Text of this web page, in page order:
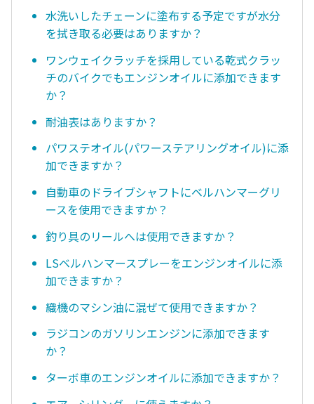
水洗いしたチェーンに塗布する予定ですが水分
を拭き取る必要はありますか？
ワンウェイクラッチを採用している乾式クラッ
チのバイクでもエンジンオイルに添加できます
か？
耐油表はありますか？
パワステオイル(パワーステアリングオイル)に添
加できますか？
自動車のドライブシャフトにベルハンマーグリ
ースを使用できますか？
釣り具のリールへは使用できますか？
LSベルハンマースプレーをエンジンオイルに添
加できますか？
織機のマシン油に混ぜて使用できますか？
ラジコンのガソリンエンジンに添加できます
か？
ターボ車のエンジンオイルに添加できますか？